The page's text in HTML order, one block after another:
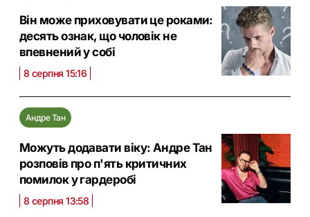
Він може приховувати це роками:
десять ознак, що чоловік не
впевнений у собі
8 серпня 15:16
Андре Тан
Можуть додавати віку: Андре Тан
розповів про п'ять критичних
помилок у гардеробі
8 серпня 13:58